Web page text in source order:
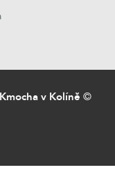
v Kolíně ©